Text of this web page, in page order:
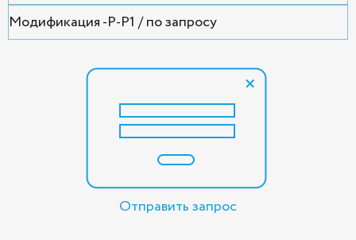
Модификация -P-P1 / по запросу
Отправить запрос